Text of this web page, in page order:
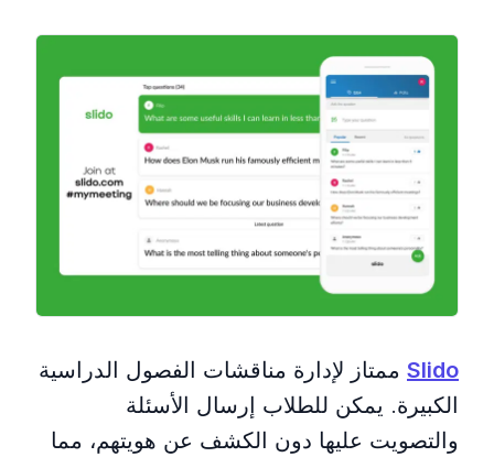
Slido ممتاز لإدارة مناقشات الفصول الدراسية
الكبيرة. يمكن للطلاب إرسال الأسئلة
والتصويت عليها دون الكشف عن هويتهم، مما